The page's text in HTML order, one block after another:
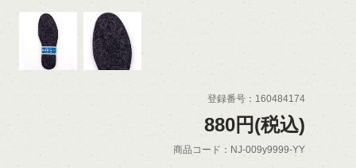
登録番号：160484174
880円(税込)
商品コード：NJ-009y9999-YY